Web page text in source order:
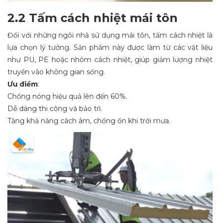
2.2 Tấm cách nhiệt mái tôn
Đối với những ngôi nhà sử dụng mái tôn, tấm cách nhiệt là
lựa chọn lý tưởng. Sản phẩm này được làm từ các vật liệu
như PU, PE hoặc nhôm cách nhiệt, giúp giảm lượng nhiệt
truyền vào không gian sống.
Ưu điểm:
Chống nóng hiệu quả lên đến 60%.
Dễ dàng thi công và bảo trì.
Tăng khả năng cách âm, chống ồn khi trời mưa.